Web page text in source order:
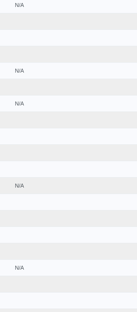
N/A
N/A
N/A
N/A
N/A